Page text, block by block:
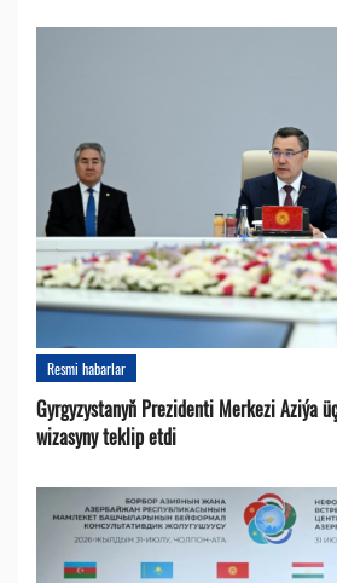
Resmi habarlar
Gyrgyzystanyň Prezidenti Merkezi Aziýa
wizasyny teklip etdi